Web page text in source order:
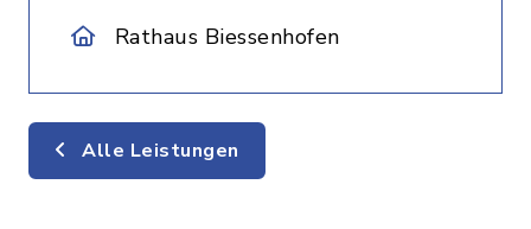
Rathaus Biessenhofen
Alle Leistungen